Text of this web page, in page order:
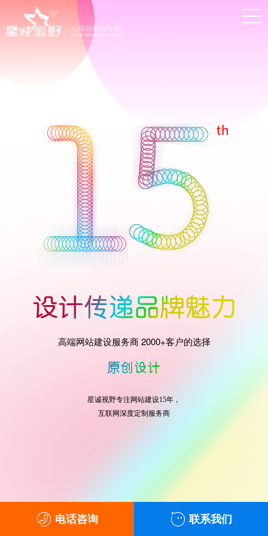
高端网站建设服务商 2000+客户的选择
星诚视野专注网站建设15年，
互联网深度定制服务商
电话咨询 联系我们